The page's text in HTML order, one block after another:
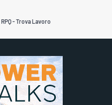
RPQ - Trova Lavoro